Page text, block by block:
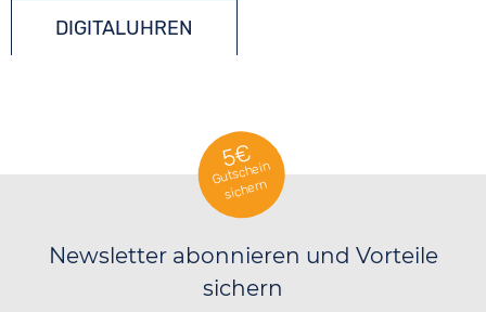
DIGITALUHREN
5€
Gutschein
sichern
Newsletter abonnieren und Vorteile
sichern